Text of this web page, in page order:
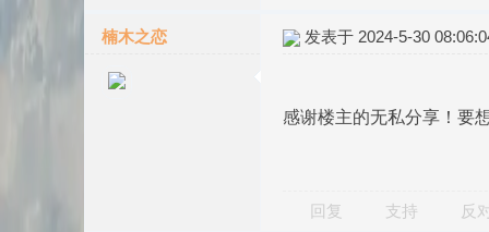
楠木之恋 发表于 2024-5-30
感谢楼主的无私分享！要
回复 支持 反